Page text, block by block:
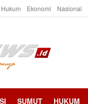
Tertibkan
Pajak
Hukum Ekonomi Nasional
SUMUT HUKUM